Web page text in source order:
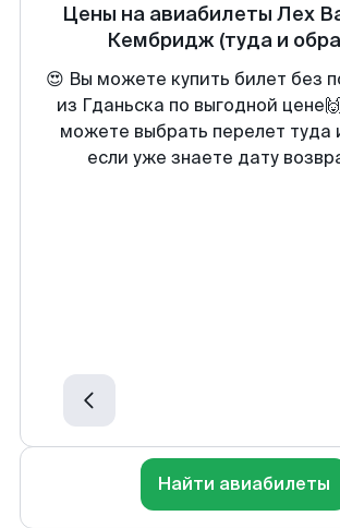
Цены на авиабилеты Лех
Кембридж (туда и
😍 Вы можете купить билет без
из Гданьска по выгодной
можете выбрать перелет туда
если уже знаете дату
Найти авиабилеты